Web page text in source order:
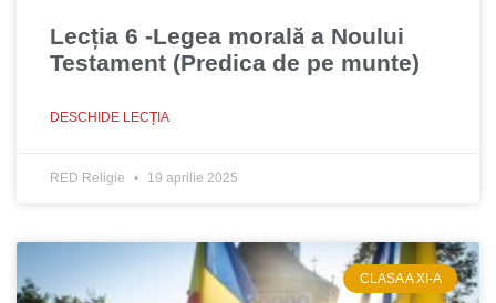
Lecția 6 -Legea morală a Noului
Testament (Predica de pe munte)
DESCHIDE LECȚIA
RED Religie 19 aprilie 2025
CLASA A XI-A